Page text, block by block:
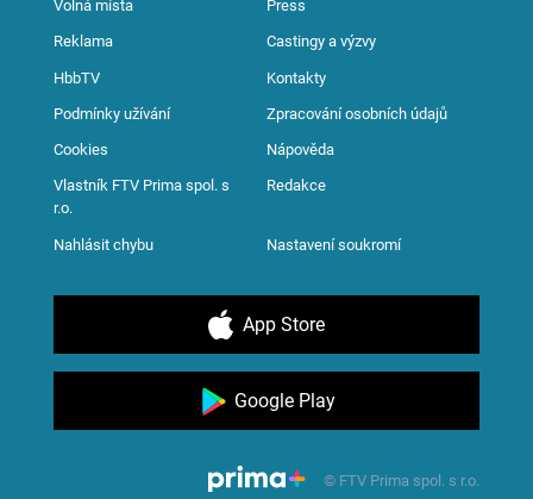
Volná místa Press
Reklama Castingy a výzvy
HbbTV Kontakty
Podmínky užívání Zpracování osobních údajů
Cookies Nápověda
Vlastník FTV Prima spol. s
r.o.
Redakce
Nahlásit chybu Nastavení soukromí
App Store
Google Play
© FTV Prima spol. s r.o.